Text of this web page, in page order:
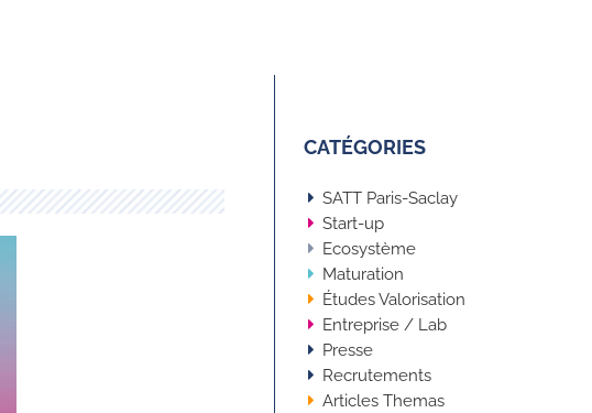
CATÉGORIES
SATT Paris-Saclay
Start-up
Ecosystème
Maturation
Études Valorisation
Entreprise / Lab
Presse
Recrutements
Articles Themas